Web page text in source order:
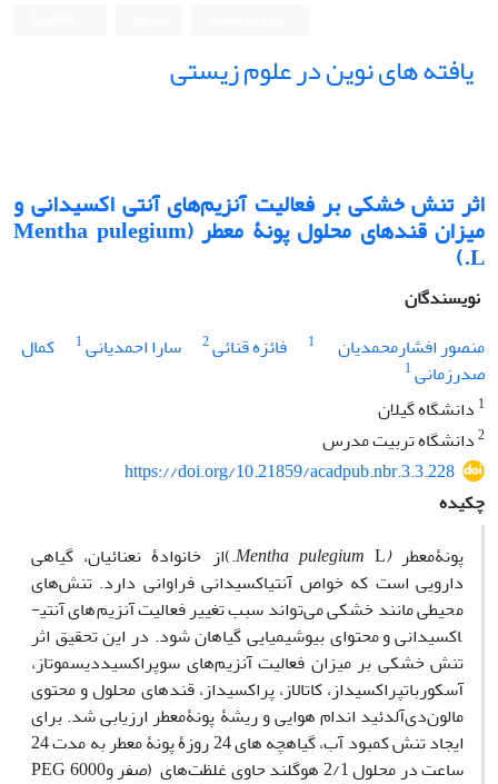
یافته های نوین در علوم زیستی
اثر تنش خشکی بر فعالیت آنزیم‌های آنتی اکسیدانی و
میزان قندهای محلول پونۀ معطر (Mentha pulegium
L.)
نویسندگان
منصور افشارمحمدیان
1 فائزه قنائی2 سارا احمدیانی1
کمال
صدرزمانی1
1 دانشگاه گیلان
2دانشگاه تربیت مدرس
https://doi.org/10.21859/acadpub.nbr.3.3.228
چکیده
پونۀمعطر(Mentha pulegium
L.)
از خانوادۀ نعنائیان، گیاهی
دارویی است که خواص آنتی­اکسیدانی فراوانی دارد. تنش‌های
محیطی مانند خشکی می‌تواند سبب تغییر فعالیت آنزیم‌های آنتی­
اکسیدانی ومحتوایبیوشیمیایی گیاهان شود. در این تحقیق اثر
تنش خشکی بر میزان فعالیت آنزیم‌های سوپراکسید­دیسموتاز،
آسکوربات­پراکسیداز، کاتالاز، پراکسیداز، قندهای محلول و محتوی
مالون‌دی‌آلدئید اندام هوایی و ریشۀ پونۀ­معطر ارزیابی شد. برای
ایجاد تنش کمبود آب، گیاهچه­ های 24 روزۀ پونۀ معطر به­ مدت 24
ساعت در محلول 2/1 هوگلند حاوی غلظت‌های
PEG 6000(صفر و